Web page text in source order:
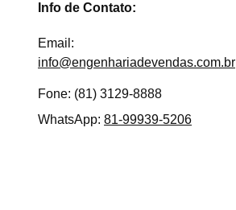
Info de Contato:
Email:
info@engenhariadevendas.com.br
Fone: (81) 3129-8888
WhatsApp: 81-99939-5206